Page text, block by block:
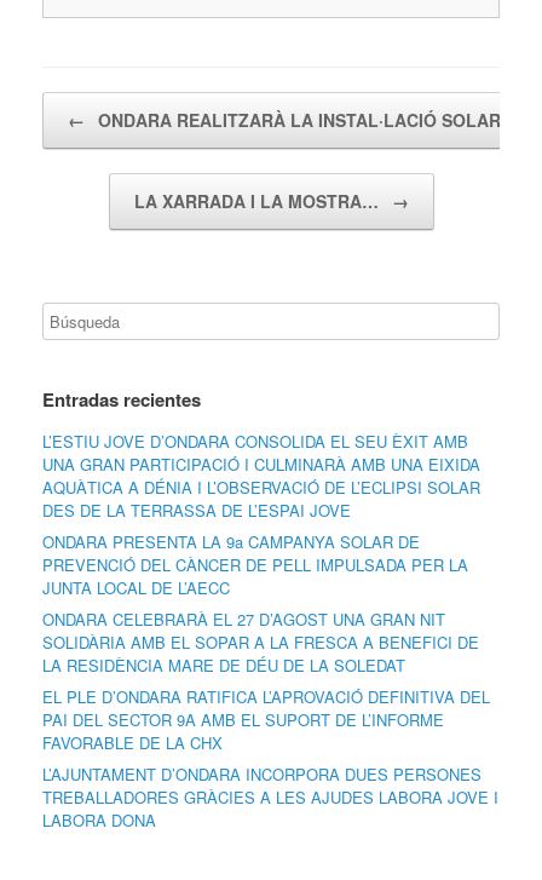
← ONDARA REALITZARÀ LA INSTAL·LACIÓ SOLAR…
LA XARRADA I LA MOSTRA… →
Entradas recientes
L’ESTIU JOVE D’ONDARA CONSOLIDA EL SEU ÈXIT AMB
UNA GRAN PARTICIPACIÓ I CULMINARÀ AMB UNA EIXIDA
AQUÀTICA A DÉNIA I L’OBSERVACIÓ DE L’ECLIPSI SOLAR
DES DE LA TERRASSA DE L’ESPAI JOVE
ONDARA PRESENTA LA 9a CAMPANYA SOLAR DE
PREVENCIÓ DEL CÀNCER DE PELL IMPULSADA PER LA
JUNTA LOCAL DE L’AECC
ONDARA CELEBRARÀ EL 27 D’AGOST UNA GRAN NIT
SOLIDÀRIA AMB EL SOPAR A LA FRESCA A BENEFICI DE
LA RESIDÈNCIA MARE DE DÉU DE LA SOLEDAT
EL PLE D’ONDARA RATIFICA L’APROVACIÓ DEFINITIVA DEL
PAI DEL SECTOR 9A AMB EL SUPORT DE L’INFORME
FAVORABLE DE LA CHX
L’AJUNTAMENT D’ONDARA INCORPORA DUES PERSONES
TREBALLADORES GRÀCIES A LES AJUDES LABORA JOVE I
LABORA DONA